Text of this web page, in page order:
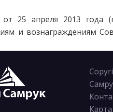
25 апреля 2013 года
и вознаграждениям